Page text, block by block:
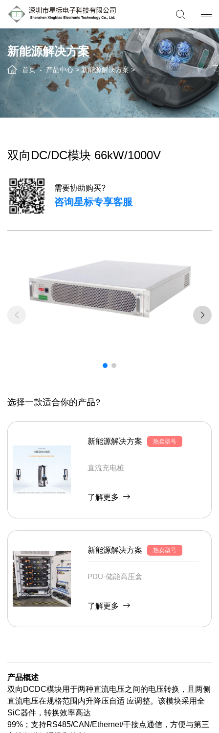
新能源解决方案
首页 产品中心 > 新能源解决方案 >
双向DC/DC模块 66kW/1000V
需要协助购买?
咨询星标专享客服
选择一款适合你的产品?
新能源解决方案 热卖型号
直流充电桩
了解更多
新能源解决方案 热卖型号
PDU-储能高压盒
了解更多
产品概述
双向DCDC模块用于两种直流电压之间的电压转换，且两侧
直流电压在规格范围内升降压自适 应调整。该模块采用全
SiC器件，转换效率高达
99%；支持RS485/CAN/Ethernet/干接点通信，方便与第三